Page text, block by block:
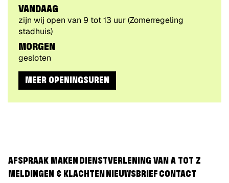
VIA
VANDAAG
zijn wij open van 9 tot13 uur(Zomerregeling
stadhuis)
MORGEN
gesloten
MEER OPENINGSUREN
AFSPRAAK MAKEN
DIENSTVERLENING VAN A TOT Z
MELDINGEN & KLACHTEN
NIEUWSBRIEF CONTACT